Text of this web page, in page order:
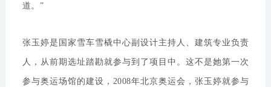
道。”
张玉婷是国家雪车雪橇中心副设计主持人、建筑专业负责
人，从前期选址踏勘就参与到了项目中。这不是她第一次
参与奥运场馆的建设，2008年北京奥运会，张玉婷就参与